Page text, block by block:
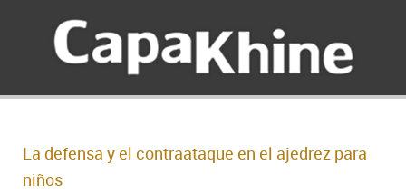
La defensa y el contraataque en el ajedrez para
niños